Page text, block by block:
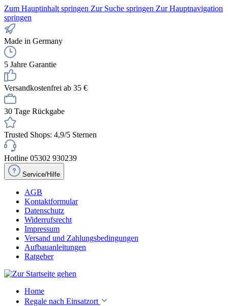
Zum Hauptinhalt springen Zur Suche springen Zur Hauptnavigation
springen
Made in Germany
5 Jahre Garantie
Versandkostenfrei ab 35 €
30 Tage Rückgabe
Trusted Shops: 4,9/5 Sternen
Hotline 05302 930239
Service/Hilfe
AGB
Kontaktformular
Datenschutz
Widerrufsrecht
Impressum
Versand und Zahlungsbedingungen
Aufbauanleitungen
Ratgeber
Home
Regale nach Einsatzort